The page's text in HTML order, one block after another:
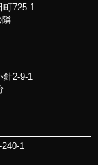
町725-1
隣
針2-9-1
1